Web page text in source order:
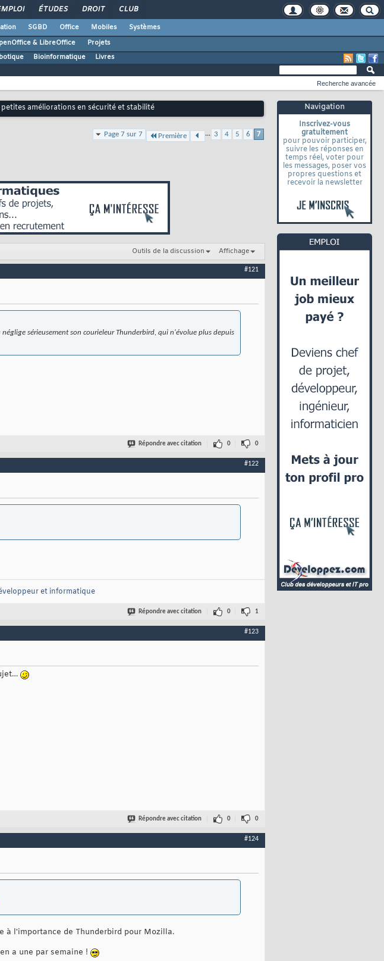
ÉTUDES DROIT CLUB
SGBD Office Mobiles
Systèmes
& LibreOffice
Projets
Bioinformatique Livres
Navigation
Inscrivez-vous
gratuitement
pour pouvoir participer,
suivre les réponses en
temps réel, voter pour
les messages, poser vos
propres questions et
recevoir la newsletter
Recherche avancée
améliorations en sécurité et stabilité
Page 7 sur 7 Première ... 3 4 5 6 7
Outils de la discussion Affichage
#121
sérieusement son courieleur Thunderbird, qui n'évolue plus depuis
Répondre avec citation 0 0
#122
et informatique
Répondre avec citation 0 1
#123
Répondre avec citation 0 0
#124
à l'importance de Thunderbird pour Mozilla.
a une par semaine !